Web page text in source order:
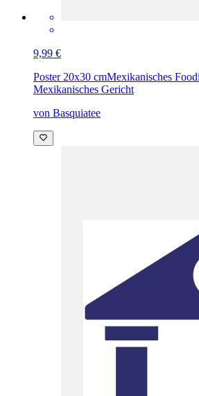
9,99 €
Poster 20x30 cmMexikanisches
Mexikanisches Gericht
von Basquiatee